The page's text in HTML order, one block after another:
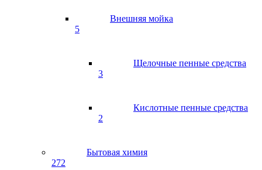
Внешняя мойка
5
Щелочные пенные средства
3
Кислотные пенные средства
2
Бытовая химия
272